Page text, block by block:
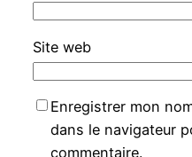
Site web
Enregistrer mon
dans le navigateur
commentaire.